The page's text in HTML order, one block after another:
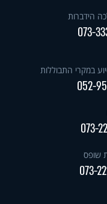
הידברות
073-
במקרי התבוללות
052-
073-
שופס
073-